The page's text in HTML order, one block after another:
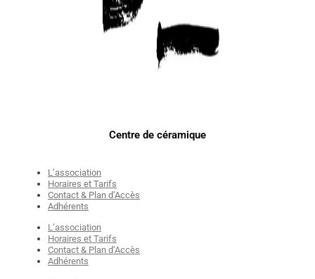
Centre de céramique
L’association
Horaires et Tarifs
Contact & Plan d’Accès
Adhérents
L’association
Horaires et Tarifs
Contact & Plan d’Accès
Adhérents